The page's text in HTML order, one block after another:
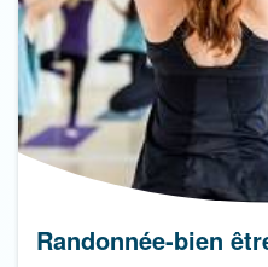
Randonnée-bien